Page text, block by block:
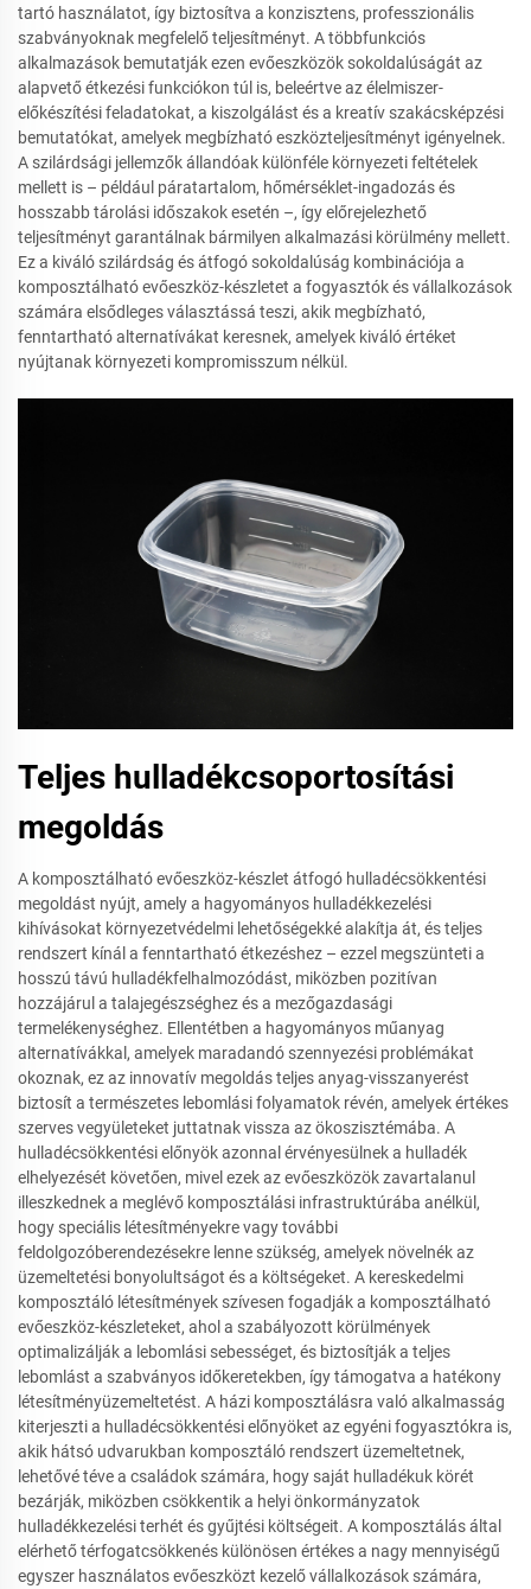
tartó használatot, így biztosítva a konzisztens, professzionális
szabványoknak megfelelő teljesítményt. A többfunkciós
alkalmazások bemutatják ezen evőeszközök sokoldalúságát az
alapvető étkezési funkciókon túl is, beleértve az élelmiszer-
előkészítési feladatokat, a kiszolgálást és a kreatív szakácsképzési
bemutatókat, amelyek megbízható eszközteljesítményt igényelnek.
A szilárdsági jellemzők állandóak különféle környezeti feltételek
mellett is – például páratartalom, hőmérséklet-ingadozás és
hosszabb tárolási időszakok esetén –, így előrejelezhető
teljesítményt garantálnak bármilyen alkalmazási körülmény mellett.
Ez a kiváló szilárdság és átfogó sokoldalúság kombinációja a
komposztálható evőeszköz-készletet a fogyasztók és vállalkozások
számára elsődleges választássá teszi, akik megbízható,
fenntartható alternatívákat keresnek, amelyek kiváló értéket
nyújtanak környezeti kompromisszum nélkül.
Teljes hulladékcsoportosítási
megoldás
A komposztálható evőeszköz-készlet átfogó hulladécsökkentési
megoldást nyújt, amely a hagyományos hulladékkezelési
kihívásokat környezetvédelmi lehetőségekké alakítja át, és teljes
rendszert kínál a fenntartható étkezéshez – ezzel megszünteti a
hosszú távú hulladékfelhalmozódást, miközben pozitívan
hozzájárul a talajegészséghez és a mezőgazdasági
termelékenységhez. Ellentétben a hagyományos műanyag
alternatívákkal, amelyek maradandó szennyezési problémákat
okoznak, ez az innovatív megoldás teljes anyag-visszanyerést
biztosít a természetes lebomlási folyamatok révén, amelyek értékes
szerves vegyületeket juttatnak vissza az ökoszisztémába. A
hulladécsökkentési előnyök azonnal érvényesülnek a hulladék
elhelyezését követően, mivel ezek az evőeszközök zavartalanul
illeszkednek a meglévő komposztálási infrastruktúrába anélkül,
hogy speciális létesítményekre vagy további
feldolgozóberendezésekre lenne szükség, amelyek növelnék az
üzemeltetési bonyolultságot és a költségeket. A kereskedelmi
komposztáló létesítmények szívesen fogadják a komposztálható
evőeszköz-készleteket, ahol a szabályozott körülmények
optimalizálják a lebomlási sebességet, és biztosítják a teljes
lebomlást a szabványos időkeretekben, így támogatva a hatékony
létesítményüzemeltetést. A házi komposztálásra való alkalmasság
kiterjeszti a hulladécsökkentési előnyöket az egyéni fogyasztókra is,
akik hátsó udvarukban komposztáló rendszert üzemeltetnek,
lehetővé téve a családok számára, hogy saját hulladékuk körét
bezárják, miközben csökkentik a helyi önkormányzatok
hulladékkezelési terhét és gyűjtési költségeit. A komposztálás által
elérhető térfogatcsökkenés különösen értékes a nagy mennyiségű
egyszer használatos evőeszközt kezelő vállalkozások számára,